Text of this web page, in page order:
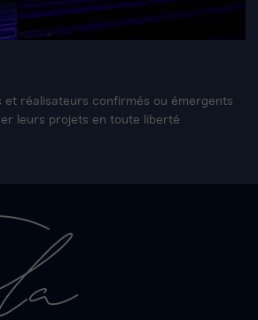
et réalisateurs confirmés ou émergents
leurs projets en toute liberté